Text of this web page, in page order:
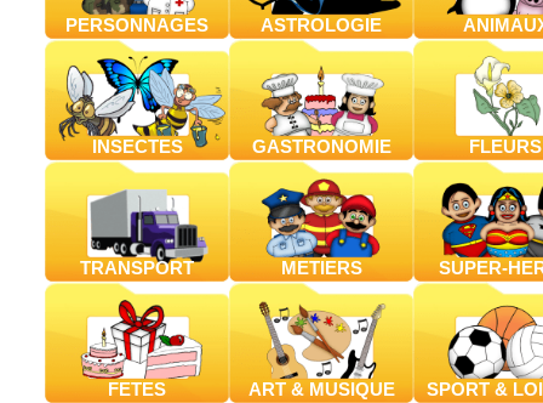
PERSONNAGES ASTROLOGIE
INSECTES GASTRONOMIE FLEURS
TRANSPORT METIERS SUPER-
FETES ART & MUSIQUE SPORT &